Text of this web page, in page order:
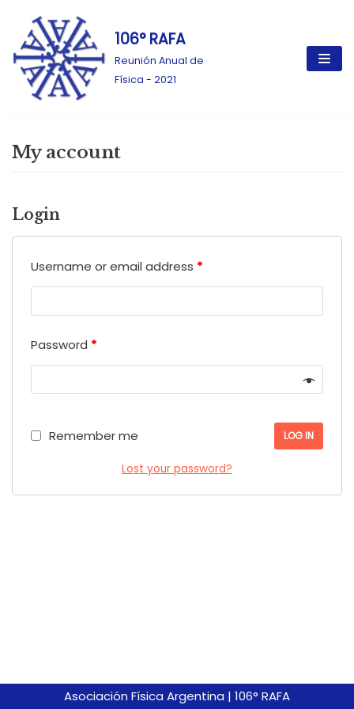
Ir
al
contenido
106° RAFA
Reunión Anual de
Física - 2021
My account
Login
Username or email address *
Password *
Remember me LOG IN
Lost your password?
Asociación Física Argentina | 106° RAFA